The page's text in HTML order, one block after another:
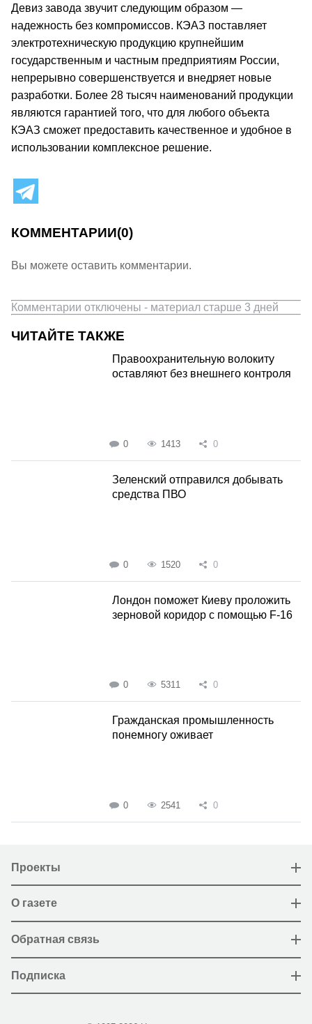
Девиз завода звучит следующим образом —
надежность без компромиссов. КЭАЗ поставляет
электротехническую продукцию крупнейшим
государственным и частным предприятиям России,
непрерывно совершенствуется и внедряет новые
разработки. Более 28 тысяч наименований продукции
являются гарантией того, что для любого объекта
КЭАЗ сможет предоставить качественное и удобное в
использовании комплексное решение.
КОММЕНТАРИИ(0)
Вы можете оставить комментарии.
Комментарии отключены - материал старше 3 дней
ЧИТАЙТЕ ТАКЖЕ
Правоохранительную волокиту
оставляют без внешнего контроля
0 1413 0
Зеленский отправился добывать
средства ПВО
0 1520 0
Лондон поможет Киеву проложить
зерновой коридор с помощью F-16
0 5311 0
Гражданская промышленность
понемногу оживает
0 2541 0
Проекты
О газете
Обратная связь
Подписка